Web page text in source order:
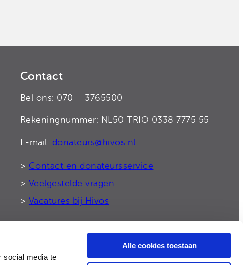
social media te
Alle cookies toestaan
Contact
Bel ons: 070 – 3765500
Rekeningnummer: NL50 TRIO 0338 7775 55
E-mail: donateurs@hivos.nl
> Contact en donateursservice
> Veelgestelde vragen
> Vacatures bij Hivos
© 2026 Hivos